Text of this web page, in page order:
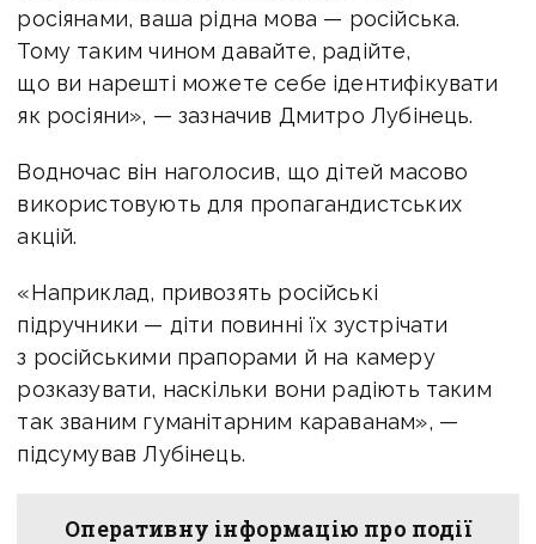
росіянами, ваша рідна мова — російська.
Тому таким чином давайте, радійте,
що ви нарешті можете себе ідентифікувати
як росіяни», — зазначив Дмитро Лубінець.
Водночас він наголосив, що дітей масово
використовують для пропагандистських
акцій.
«Наприклад, привозять російські
підручники — діти повинні їх зустрічати
з російськими прапорами й на камеру
розказувати, наскільки вони радіють таким
так званим гуманітарним караванам», —
підсумував Лубінець.
Оперативну інформацію про події